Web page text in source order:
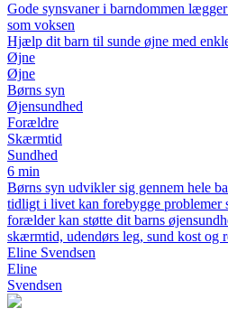
Gode synsvaner i barndommen
som voksen
Hjælp dit barn til sunde øjne med
Øjne
Øjne
Børns syn
Øjensundhed
Forældre
Skærmtid
Sundhed
6 min
Børns syn udvikler sig gennem hele
tidligt i livet kan forebygge problemer
forælder kan støtte dit barns
skærmtid, udendørs leg, sund kost og
Eline Svendsen
Eline
Svendsen